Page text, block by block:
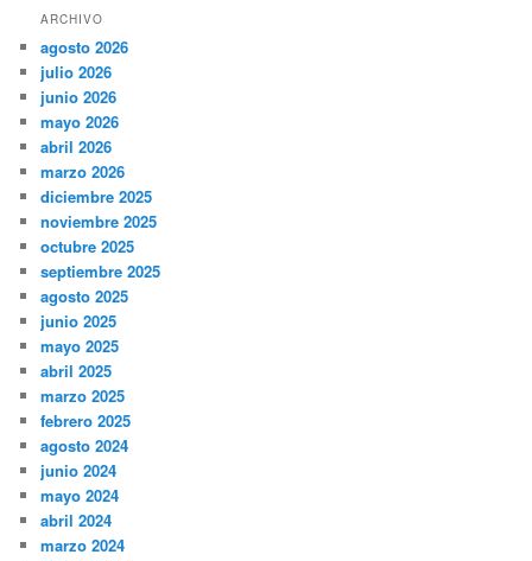
ARCHIVO
agosto 2026
julio 2026
junio 2026
mayo 2026
abril 2026
marzo 2026
diciembre 2025
noviembre 2025
octubre 2025
septiembre 2025
agosto 2025
junio 2025
mayo 2025
abril 2025
marzo 2025
febrero 2025
agosto 2024
junio 2024
mayo 2024
abril 2024
marzo 2024